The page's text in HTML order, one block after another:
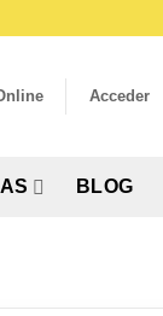
Acceder
BLOG